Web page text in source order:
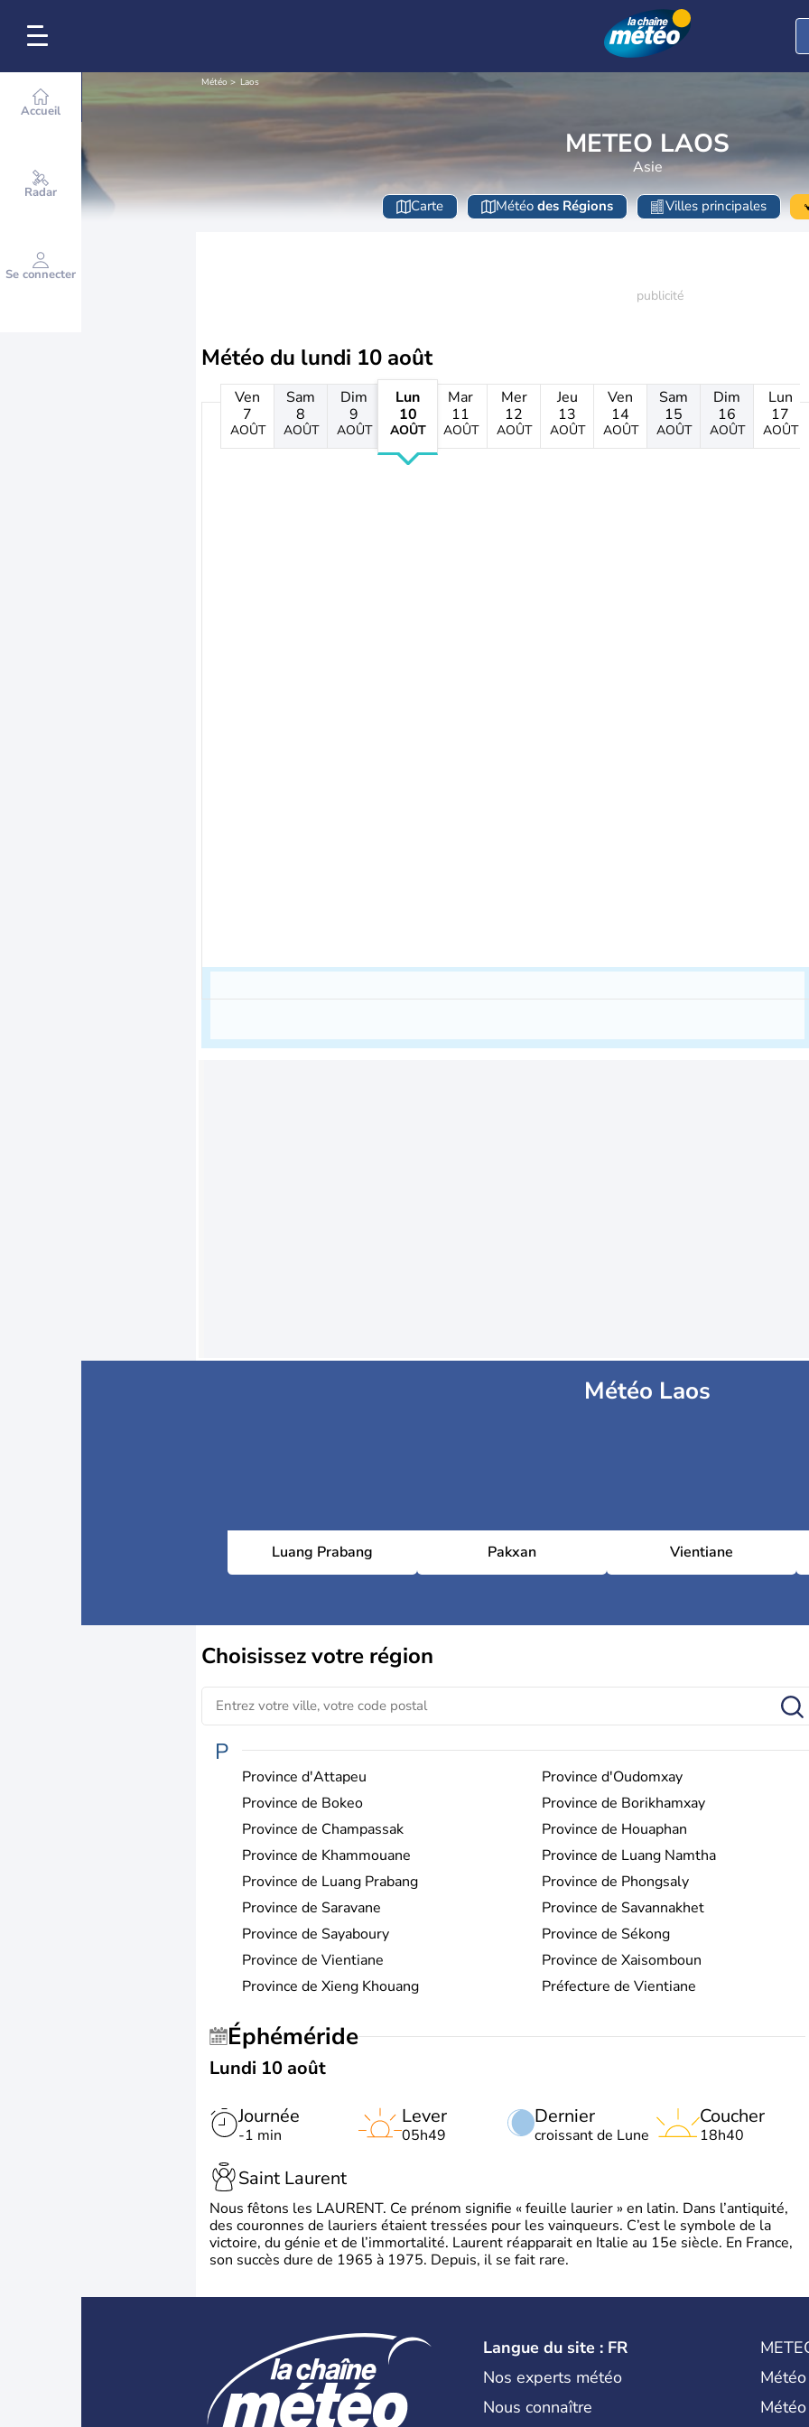
Accueil
Radar
Se connecter
Météo Laos
METEO LAOS
Asie
Carte Météo des Régions Villes principales
Météo du lundi 10 août
Ven
7
AOÛT
Sam
8
AOÛT
Dim
9
AOÛT
Lun
10
AOÛT
Mar
11
AOÛT
Mer
12
AOÛT
Jeu
13
AOÛT
Ven
14
AOÛT
Sam
15
AOÛT
Dim
16
AOÛT
Lun
17
AOÛT
Météo Laos
Luang Prabang Pakxan Vientiane
Choisissezvotre région
P
Province d'Attapeu
Province d'Oudomxay
Province de Bokeo
Province de Borikhamxay
Province de Champassak
Province de Houaphan
Province de Khammouane
Province de Luang Namtha
Province de Luang Prabang
Province de Phongsaly
Province de Saravane
Province de Savannakhet
Province de Sayaboury
Province de Sékong
Province de Vientiane
Province de Xaisomboun
Province de Xieng Khouang
Préfecture de Vientiane
Éphéméride
Lundi 10 août
Journée
-1 min
Dernier
croissant de Lune
Lever
05h49
Coucher
18h40
Saint Laurent
Nous fêtons les LAURENT. Ce prénom signifie « feuille laurier » en latin. Dans l’antiquité,
des couronnes de lauriers étaient tressées pour les vainqueurs. C’est le symbole de la
victoire, du génie et de l’immortalité. Laurent réapparait en Italie au 15e siècle. En France,
son succès dure de 1965 à 1975. Depuis, il se fait rare.
Langue du site : FR
Nos experts météo
Nous connaître